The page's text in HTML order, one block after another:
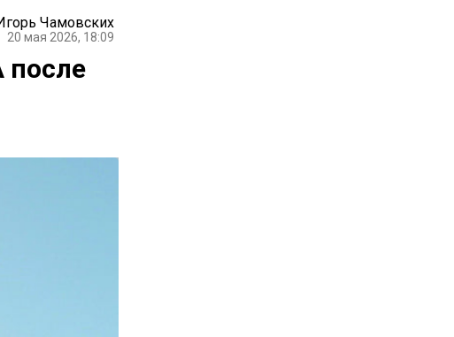
Чамовских
20 мая 2026, 18:09